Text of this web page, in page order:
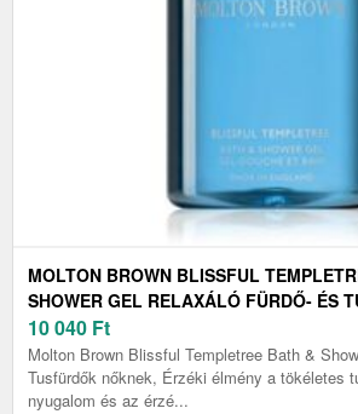
MOLTON BROWN BLISSFUL
SHOWER GEL RELAXÁLÓ FÜRDŐ- ÉS
ML
10 040 Ft
Molton Brown Blissful Templetree Bath &
Tusfürdők nőknek, Érzéki élmény a tökéletes
nyugalom és az érzé...